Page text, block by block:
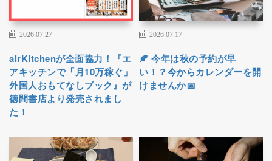
2026.07.27
airKitchenが全面協力！『エ
アキッチンで「月10万稼ぐ」
外国人おもてなしブック』が
徳間書店より発売されまし
た！
2026.07.17
🍂 今年は秋の予約が早
い！？今からカレンダーを開
けませんか📅